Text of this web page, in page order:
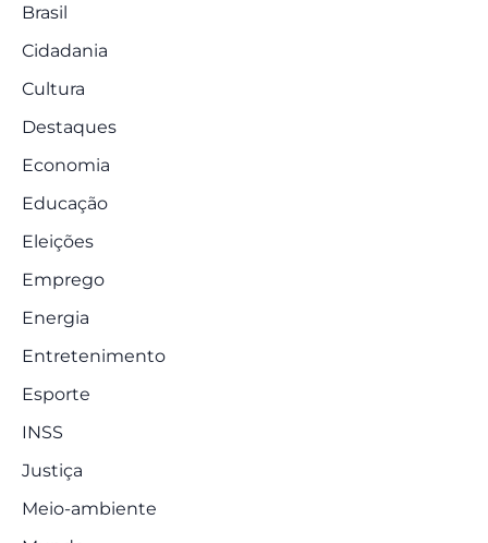
Brasil
Cidadania
Cultura
Destaques
Economia
Educação
Eleições
Emprego
Energia
Entretenimento
Esporte
INSS
Justiça
Meio-ambiente